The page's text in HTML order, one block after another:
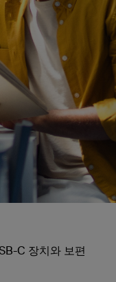
C 장치와 보편